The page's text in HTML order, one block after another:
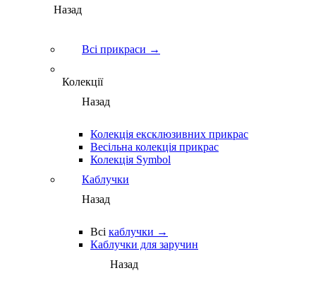
Назад
Всі прикраси →
Колекції
Назад
Колекція ексклюзивних прикрас
Весільна колекція прикрас
Колекція Symbol
Каблучки
Назад
Всі каблучки →
Каблучки для заручин
Назад